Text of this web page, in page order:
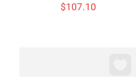
$107.10